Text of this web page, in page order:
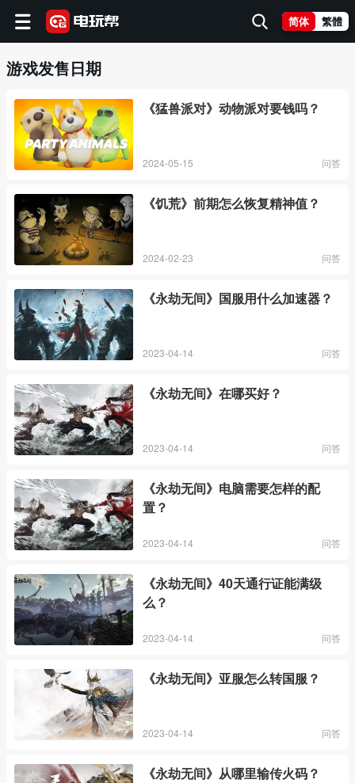
简体 繁體
游戏发售日期
《猛兽派对》动物派对要钱吗？
2024-05-15 问答
《饥荒》前期怎么恢复精神值？
2024-02-23 问答
《永劫无间》国服用什么加速器？
2023-04-14 问答
《永劫无间》在哪买好？
2023-04-14 问答
《永劫无间》电脑需要怎样的配
置？
2023-04-14 问答
《永劫无间》40天通行证能满级
么？
2023-04-14 问答
《永劫无间》亚服怎么转国服？
2023-04-14 问答
《永劫无间》从哪里输传火码？